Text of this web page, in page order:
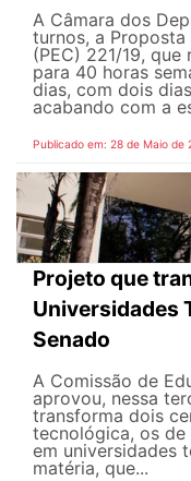
A Câmara dos
turnos, a
(PEC) 221/19,
para 40 horas
dias, com dois
acabando com a
Publicado em: 28 de Maio de
Projeto que
Universidades
Senado
A Comissão de
aprovou, nessa
transforma dois
tecnológica, os de
em universidades
matéria, que...